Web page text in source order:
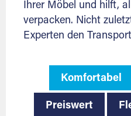
Ihrer Möbel und hilft,
verpacken. Nicht
Experten den
Komfortabel
Preiswert